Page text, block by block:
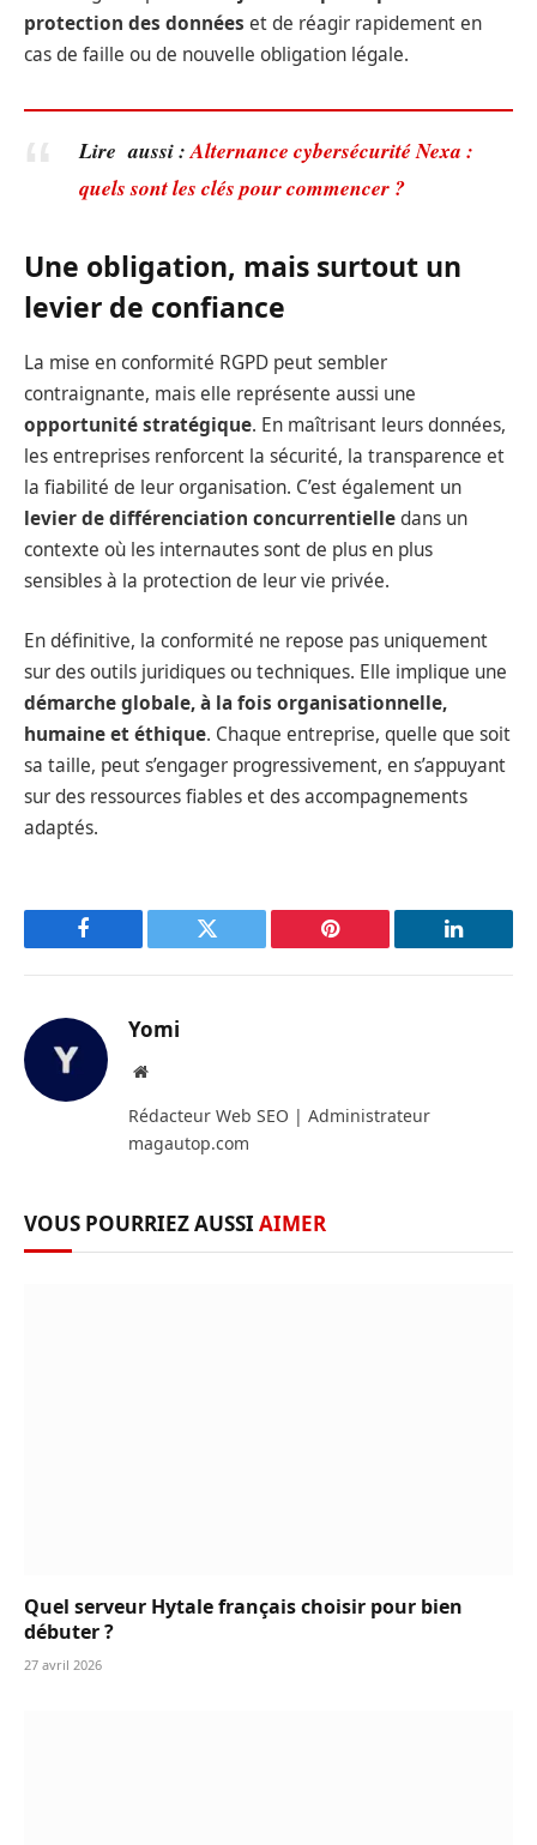
protection des données et de réagir rapidement en
cas de faille ou de nouvelle obligation légale.
Lire aussi :Alternance cybersécurité Nexa :
quels sont les clés pour commencer ?
Une obligation, mais surtout un
levier de confiance
La mise en conformité RGPD peut sembler
contraignante, mais elle représente aussi une
opportunité stratégique. En maîtrisant leurs données,
les entreprises renforcent la sécurité, la transparence et
la fiabilité de leur organisation. C’est également un
levier de différenciation concurrentielledans un
contexte où les internautes sont de plus en plus
sensibles à la protection de leur vie privée.
En définitive, la conformité ne repose pas uniquement
sur des outils juridiques ou techniques. Elle implique une
démarche globale, à la fois organisationnelle,
humaine et éthique. Chaque entreprise, quelle que soit
sa taille, peut s’engager progressivement, en s’appuyant
sur des ressources fiables et des accompagnements
adaptés.
Facebook Twitter Pinterest LinkedIn
Yomi
Site
Rédacteur Web SEO | Administrateur
magautop.com
VOUS POURRIEZ AUSSI AIMER
Quel serveur Hytale français choisir pour bien
débuter ?
27 avril 2026